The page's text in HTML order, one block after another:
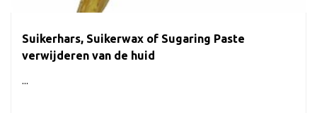
Suikerhars, Suikerwax of Sugaring Paste
verwijderen van de huid
...